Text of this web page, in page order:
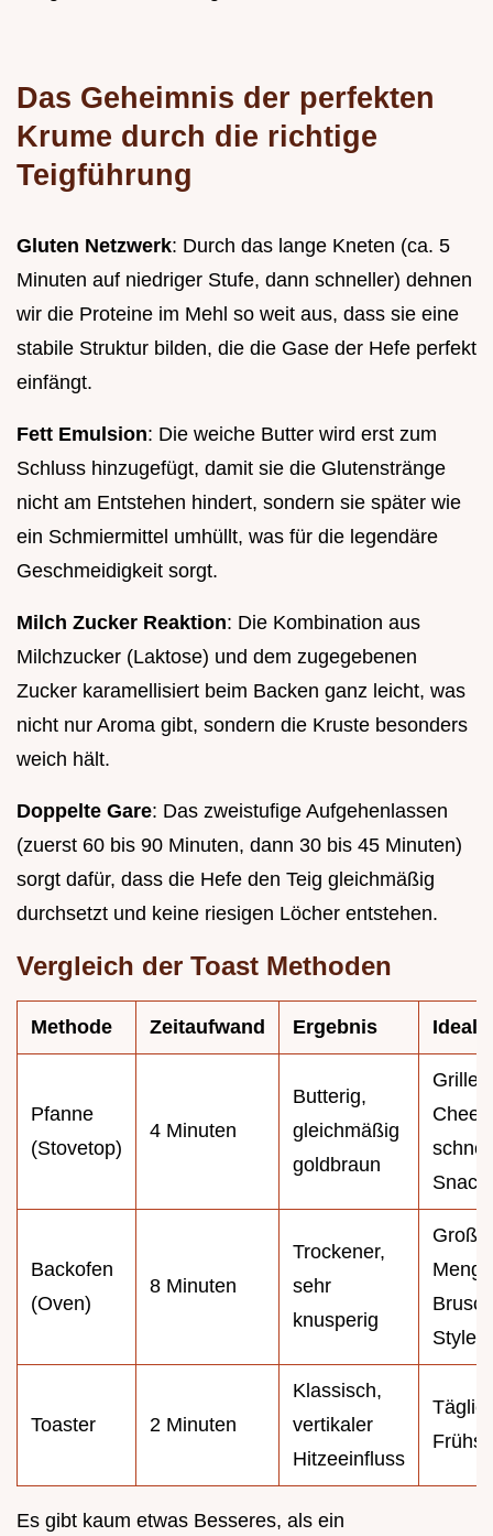
Das Geheimnis der perfekten
Krume durch die richtige
Teigführung
Gluten Netzwerk: Durch das lange Kneten (ca. 5
Minuten auf niedriger Stufe, dann schneller) dehnen
wir die Proteine im Mehl so weit aus, dass sie eine
stabile Struktur bilden, die die Gase der Hefe perfekt
einfängt.
Fett Emulsion: Die weiche Butter wird erst zum
Schluss hinzugefügt, damit sie die Glutenstränge
nicht am Entstehen hindert, sondern sie später wie
ein Schmiermittel umhüllt, was für die legendäre
Geschmeidigkeit sorgt.
Milch Zucker Reaktion: Die Kombination aus
Milchzucker (Laktose) und dem zugegebenen
Zucker karamellisiert beim Backen ganz leicht, was
nicht nur Aroma gibt, sondern die Kruste besonders
weich hält.
Doppelte Gare: Das zweistufige Aufgehenlassen
(zuerst 60 bis 90 Minuten, dann 30 bis 45 Minuten)
sorgt dafür, dass die Hefe den Teig gleichmäßig
durchsetzt und keine riesigen Löcher entstehen.
Vergleich der Toast Methoden
Methode Zeitaufwand Ergebnis Ideal
Pfanne
(Stovetop)
4 Minuten
Butterig,
gleichmäßig
goldbraun
Grilled
Backofen
(Oven)
8 Minuten
Trockener,
sehr
knusperig
Große
Style
Toaster 2 Minuten
Klassisch,
vertikaler
Hitzeeinfluss
Es gibt kaum etwas Besseres, als ein